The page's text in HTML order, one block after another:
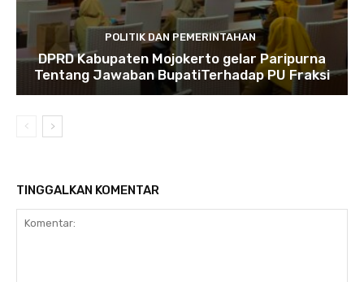
POLITIK DAN PEMERINTAHAN
DPRD Kabupaten Mojokerto gelar Paripurna
Tentang Jawaban BupatiTerhadap PU Fraksi
TINGGALKAN KOMENTAR